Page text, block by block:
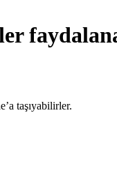
taşıyabilirler.